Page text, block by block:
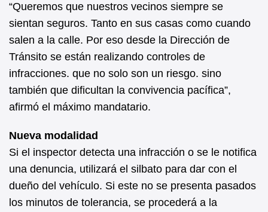
“Queremos que nuestros vecinos siempre se
sientan seguros. Tanto en sus casas como cuando
salen a la calle. Por eso desde la Dirección de
Tránsito se están realizando controles de
infracciones. que no solo son un riesgo. sino
también que dificultan la convivencia pacífica”,
afirmó el máximo mandatario.
Nueva modalidad
Si el inspector detecta una infracción o se le notifica
una denuncia, utilizará el silbato para dar con el
dueño del vehículo. Si este no se presenta pasados
los minutos de tolerancia, se procederá a la